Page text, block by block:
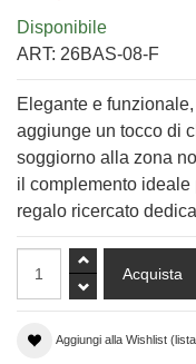
Disponibile
ART: 26BAS-08-F
Elegante e
aggiunge un tocco di
soggiorno alla zona
il complemento
regalo ricercato
Aggiungi alla Wishlist